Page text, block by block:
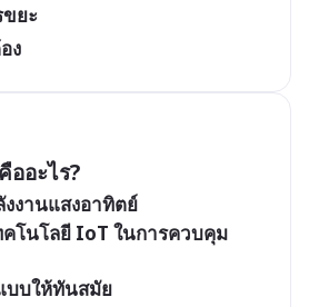
ยะ
ง
อะไร?
งานแสงอาทิตย์
โนโลยี IoT ในการควบคุม
บบให้ทันสมัย